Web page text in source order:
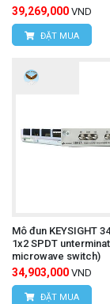
39,269,000 VND
ĐẶT MUA
Mô đun KEYSIGHT
1x2 SPDT
microwave switch)
34,903,000 VND
ĐẶT MUA